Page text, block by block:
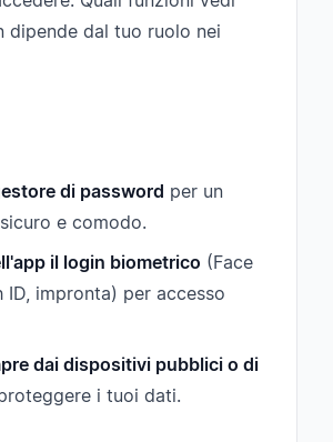
dipende dal tuo ruolo nei
di password per un
e comodo.
il login biometrico (Face
ID, impronta) per accesso
dai dispositivi pubblici o di
i tuoi dati.